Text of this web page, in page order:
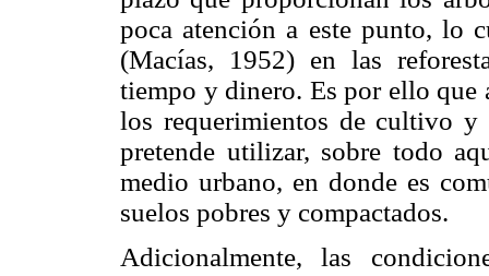
poca atención a este punto, lo
(Macías, 1952) en las
tiempo y dinero. Es por ello que
los requerimientos de cultivo y
pretende utilizar, sobre todo
medio urbano, en donde es
suelos pobres y compactados.
Adicionalmente, las